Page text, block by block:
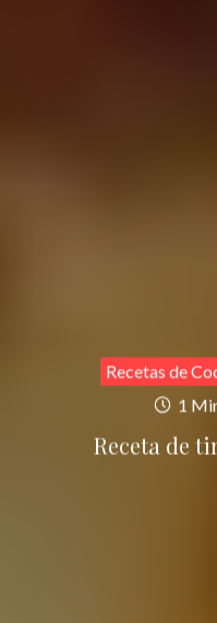
Recetas de
1
Receta de